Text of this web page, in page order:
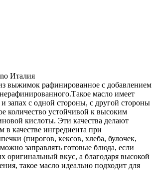
Италия
выжимок рафинированное с добавлением
масло имеет
запах с одной стороны, с другой стороны
количество устойчивой к высоким
кислоты. Эти качества делают
в качестве ингредиента при
(пирогов, кексов, хлеба, булочек,
заправлять готовые блюда, если
оригинальный вкус, а благодаря высокой
такое масло идеально подходит для